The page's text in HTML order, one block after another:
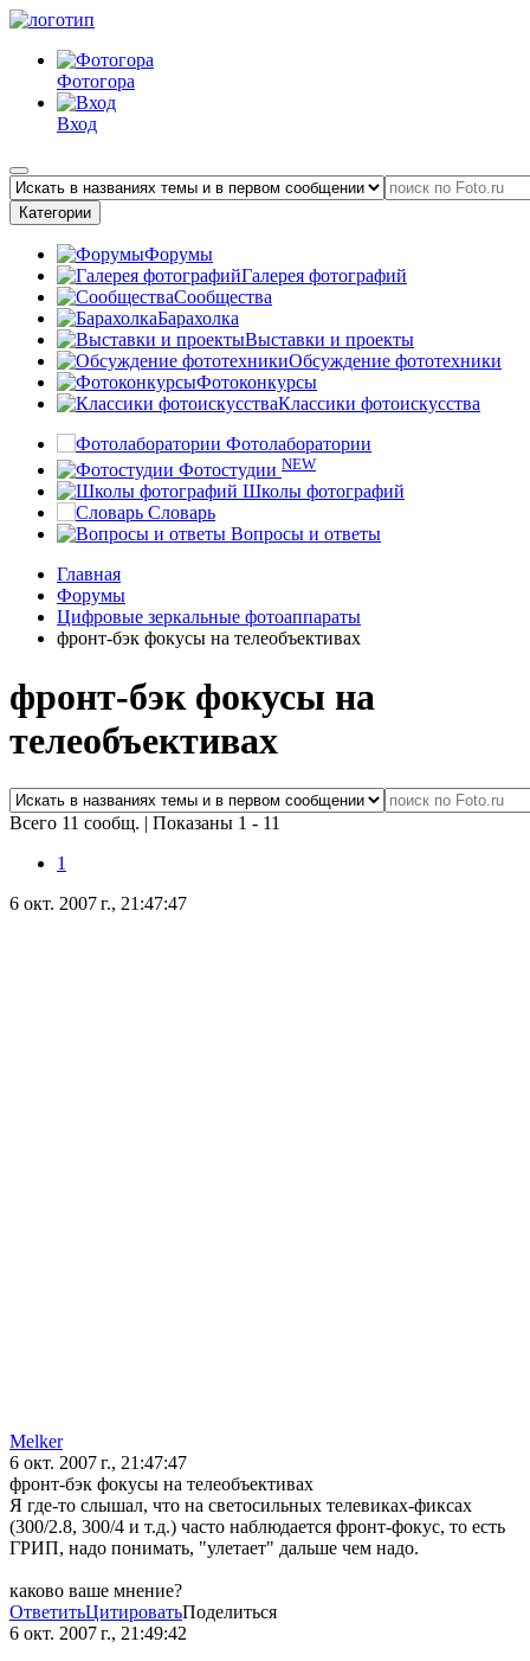
Фотогора
Вход
Категории
Форумы
Галерея фотографий
Сообщества
Барахолка
Выставки и проекты
Обсуждение фототехники
Фотоконкурсы
Классики фотоискусства
Фотолаборатории
Фотостудии NEW
Школы фотографий
Словарь
Вопросы и ответы
Главная
Форумы
Цифровые зеркальные фотоаппараты
фронт-бэк фокусы на телеобъективах
фронт-бэк фокусы на
телеобъективах
Всего 11 сообщ. | Показаны 1 - 11
1
6 окт. 2007 г., 21:47:47
Melker
6 окт. 2007 г., 21:47:47
фронт-бэк фокусы на телеобъективах
Я где-то слышал, что на светосильных телевиках-фиксах
(300/2.8, 300/4 и т.д.) часто наблюдается фронт-фокус, то есть
ГРИП, надо понимать, "улетает" дальше чем надо.
каково ваше мнение?
ОтветитьЦитироватьПоделиться
6 окт. 2007 г., 21:49:42